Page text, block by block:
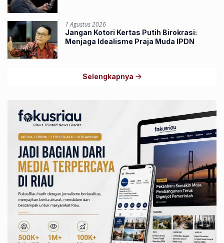
1 Agustus 2026
Jangan Kotori Kertas Putih Birokrasi:
Menjaga Idealisme Praja Muda IPDN
Selengkapnya